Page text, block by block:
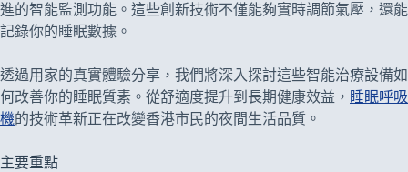
進的智能監測功能。這些創新技術不僅能夠實時調節氣壓，還能
記錄你的睡眠數據。
透過用家的真實體驗分享，我們將深入探討這些智能治療設備如
何改善你的睡眠質素。從舒適度提升到長期健康效益， 睡眠呼吸
機的技術革新正在改變香港市民的夜間生活品質。
主要重點